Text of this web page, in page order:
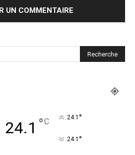
24.1 °C 24.1 °
24.1 °